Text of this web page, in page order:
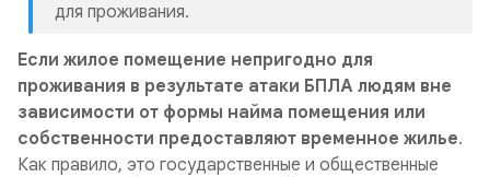
для проживания.
Если жилое помещение непригодно для
проживания в результате атаки БПЛА людям вне
зависимости от формы найма помещения или
собственности предоставляют временное жилье.
Как правило, это государственные и общественные